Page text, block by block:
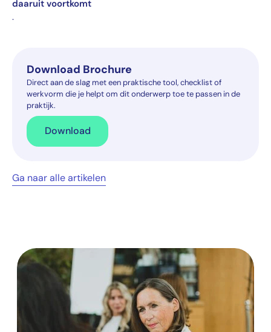
daaruit voortkomt
.
Download Brochure
Direct aan de slag met een praktische tool, checklist of
werkvorm die je helpt om dit onderwerp toe te passen in de
praktijk.
Download
Ga naar alle artikelen